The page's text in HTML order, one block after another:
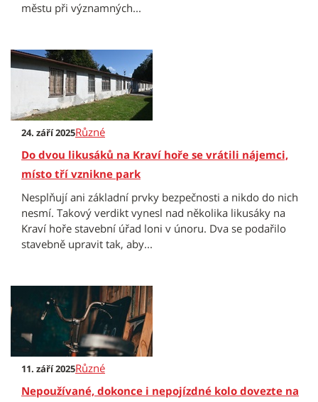
městu při významných...
24. září 2025Různé
Do dvou likusáků na Kraví hoře se vrátili nájemci,
místo tří vznikne park
Nesplňují ani základní prvky bezpečnosti a nikdo do nich
nesmí. Takový verdikt vynesl nad několika likusáky na
Kraví hoře stavební úřad loni v únoru. Dva se podařilo
stavebně upravit tak, aby...
11. září 2025Různé
Nepoužívané, dokonce i nepojízdné kolo dovezte na